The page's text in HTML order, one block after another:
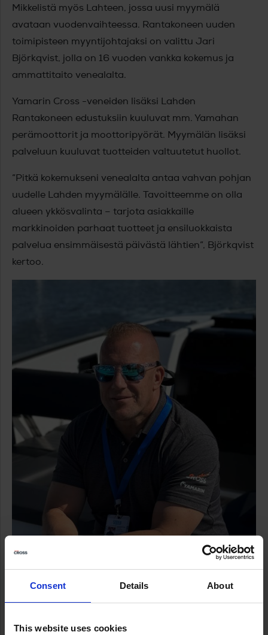
Consent Details About
This website uses cookies
Mikkelistä myös Lahteen, jossa uusi myymälä
avataan vuodenvaihteessa. Rantakoneen uuden
toimipisteen myyntijohtajaksi on valittu Jari
Björkqvist, jolla on 16 vuoden vankka kokemus ja
ammattitaito venealalta.
Yamarin Cross -veneiden lisäksi Lahden
Rantakoneen edustuksiin kuuluvat mm. Yamahan
perämoottorit ja moottoripyörät. Myymälän lisäksi
palveluun kuuluvat tuotteiden valtuutetut huollot.
”Pitkä kokemukseni venealalta antaa vahvan pohjan
uudelle Lahden myymälälle. Tavoitteemme on olla
alueen ykkösvalinta – tarjota asiakkaille
markkinoiden parhaat tuotteet ja ensiluokkaista
palvelua ensimmäisestä päivästä lähtien”, Björkqvist
kertoo.
Rantakone Lahden myyntijohtajaksi on valittu kokenut